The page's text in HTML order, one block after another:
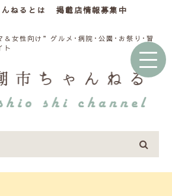
ねるとは 掲載店情報募集中
＆女性向け”グルメ･病院･公園･お祭り･習
ト